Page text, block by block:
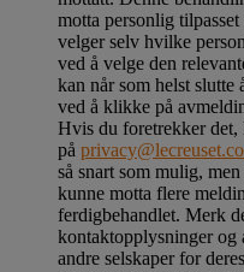
motta personlig
velger selv hvilke
ved å velge den
kan når som helst slutte
ved å klikke på
Hvis du foretrekker det,
på
så snart som mulig,
kunne motta flere
ferdigbehandlet. Merk
kontaktopplysninger og
andre selskaper for